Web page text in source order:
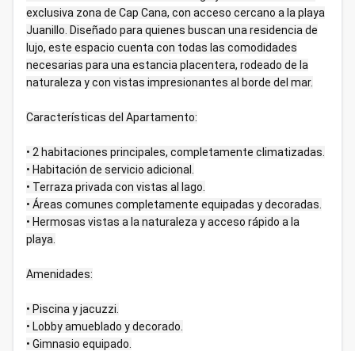
exclusiva zona de Cap Cana, con acceso cercano a la playa
Juanillo. Diseñado para quienes buscan una residencia de
lujo, este espacio cuenta con todas las comodidades
necesarias para una estancia placentera, rodeado de la
naturaleza y con vistas impresionantes al borde del mar.
Características del Apartamento:
• 2 habitaciones principales, completamente climatizadas.
• Habitación de servicio adicional.
• Terraza privada con vistas al lago.
• Áreas comunes completamente equipadas y decoradas.
• Hermosas vistas a la naturaleza y acceso rápido a la
playa.
Amenidades:
• Piscina y jacuzzi.
• Lobby amueblado y decorado.
• Gimnasio equipado.